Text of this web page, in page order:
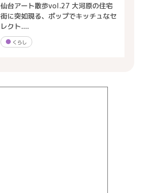
仙台アート散歩vol.27 大河原の住宅
街に突如現る、ポップでキッチュなセ
レクト....
くらし